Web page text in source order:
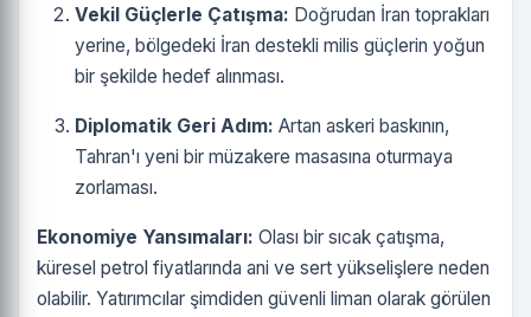
Vekil Güçlerle Çatışma: Doğrudan İran toprakları
yerine, bölgedeki İran destekli milis güçlerin yoğun
bir şekilde hedef alınması.
Diplomatik Geri Adım: Artan askeri baskının,
Tahran'ı yeni bir müzakere masasına oturmaya
zorlaması.
Ekonomiye Yansımaları: Olası bir sıcak çatışma,
küresel petrol fiyatlarında ani ve sert yükselişlere neden
olabilir. Yatırımcılar şimdiden güvenli liman olarak görülen